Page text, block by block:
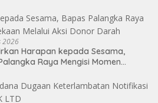
2026
Harapan kepada Sesama,
Raya Mengisi Momen